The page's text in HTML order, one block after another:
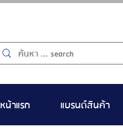
หน้าแรก แบรนด์สินค้า